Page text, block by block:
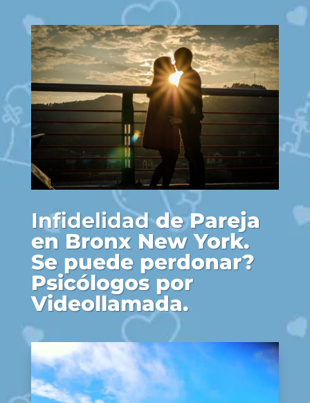
Infidelidadde Pareja
en Bronx New York.
Se puede perdonar?
Psicólogos por
Videollamada.